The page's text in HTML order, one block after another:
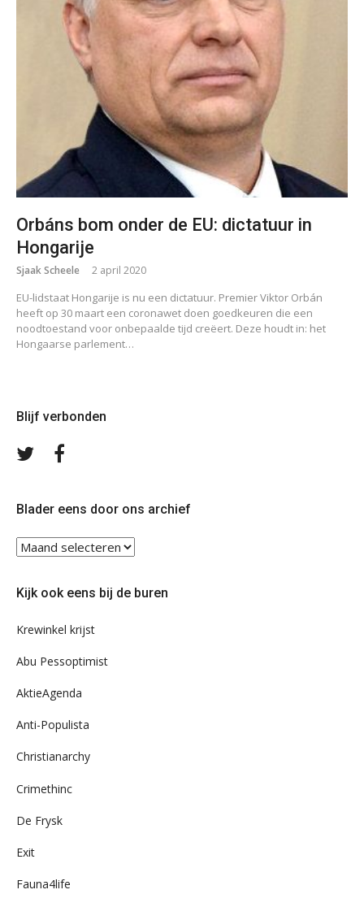
Orbáns bom onder de EU: dictatuur in
Hongarije
Sjaak Scheele 2 april 2020
EU-lidstaat Hongarije is nu een dictatuur. Premier Viktor Orbán
heeft op 30 maart een coronawet doen goedkeuren die een
noodtoestand voor onbepaalde tijd creëert. Deze houdt in: het
Hongaarse parlement…
Blijf verbonden
Volg
Blader eens door ons archief
Blader
eens
ons
Kijk ook eens bij de buren
Krewinkel krijst
Abu Pessoptimist
AktieAgenda
Anti-Populista
Christianarchy
Crimethinc
De Frysk
Exit
Fauna4life